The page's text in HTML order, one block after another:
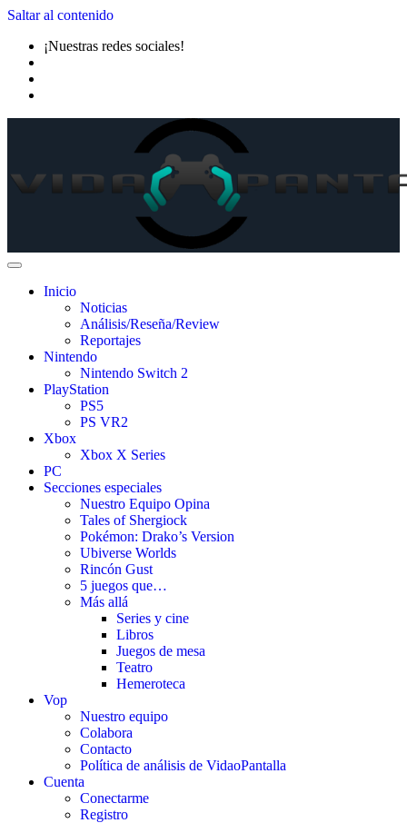
Saltar al contenido
¡Nuestras redes sociales!
Inicio
Noticias
Análisis/Reseña/Review
Reportajes
Nintendo
Nintendo Switch 2
PlayStation
PS5
PS VR2
Xbox
Xbox X Series
PC
Secciones especiales
Nuestro Equipo Opina
Tales of Shergiock
Pokémon: Drako’s Version
Ubiverse Worlds
Rincón Gust
5 juegos que…
Más allá
Series y cine
Libros
Juegos de mesa
Teatro
Hemeroteca
Vop
Nuestro equipo
Colabora
Contacto
Política de análisis de VidaoPantalla
Cuenta
Conectarme
Registro